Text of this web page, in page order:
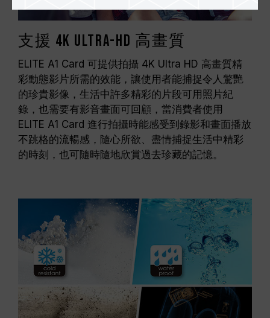
支援 4K Ultra-HD 高畫質
ELITE A1 Card 可提供拍攝 4K Ultra HD 高畫質精
彩動態影片所需的效能，讓使用者能捕捉令人驚艷
的珍貴影像，生活中許多精彩的片段可用照片紀
錄，也需要有影音畫面可回顧，當消費者使用
ELITE A1 Card 進行拍攝時能感受到錄影和畫面播放
不跳格的流暢感，隨心所欲、盡情捕捉生活中精彩
的時刻，也可隨時隨地欣賞過去珍藏的記憶。